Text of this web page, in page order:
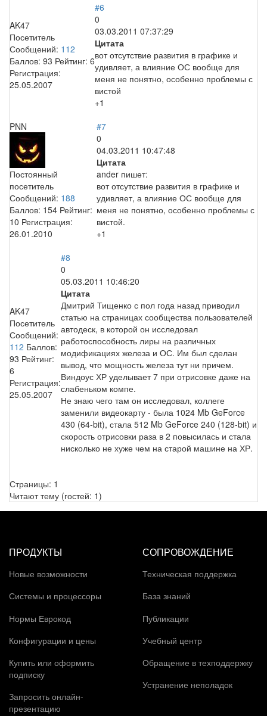
AK47
Посетитель
Сообщений: 112
Баллов: 93 Рейтинг: 6
Регистрация:
25.05.2007
#6
0
03.03.2011 07:37:29
Цитата
вот отсутствие развития в графике и
удивляет, а влияние ОС вообще для
меня не понятно, особенно проблемы с
вистой
+1
PNN
Постоянный
посетитель
Сообщений: 188
Баллов: 154 Рейтинг:
10 Регистрация:
26.01.2010
#7
0
04.03.2011 10:47:48
Цитата
ander пишет:
вот отсутствие развития в графике и
удивляет, а влияние ОС вообще для
меня не понятно, особенно проблемы с
вистой.
+1
AK47
Посетитель
Сообщений:
112 Баллов:
93 Рейтинг:
6
Регистрация:
25.05.2007
#8
0
05.03.2011 10:46:20
Цитата
Дмитрий Тищенко с пол года назад приводил
статью на страницах сообщества пользователей
автодеск, в которой он исследовал
работоспособность лиры на различных
модификациях железа и ОС. Им был сделан
вывод, что мощность железа тут ни причем.
Виндоус ХР уделывает 7 при отрисовке даже на
слабеньком компе.
Не знаю чего там он исследовал, коллеге
заменили видеокарту - была 1024 Mb GeForce
430 (64-bit), стала 512 Mb GeForce 240 (128-bit) и
скорость отрисовки раза в 2 повысилась и стала
нисколько не хуже чем на старой машине на ХР.
Страницы: 1
Читают тему (гостей: 1)
ПРОДУКТЫ
Новые возможности
Системы и процессоры
Нормы Еврокод
Конфигурации и цены
Купить или оформить
подписку
Запросить онлайн-
презентацию
СОПРОВОЖДЕНИЕ
Техническая поддержка
База знаний
Публикации
Учебный центр
Обращение в техподдержку
Устранение неполадок